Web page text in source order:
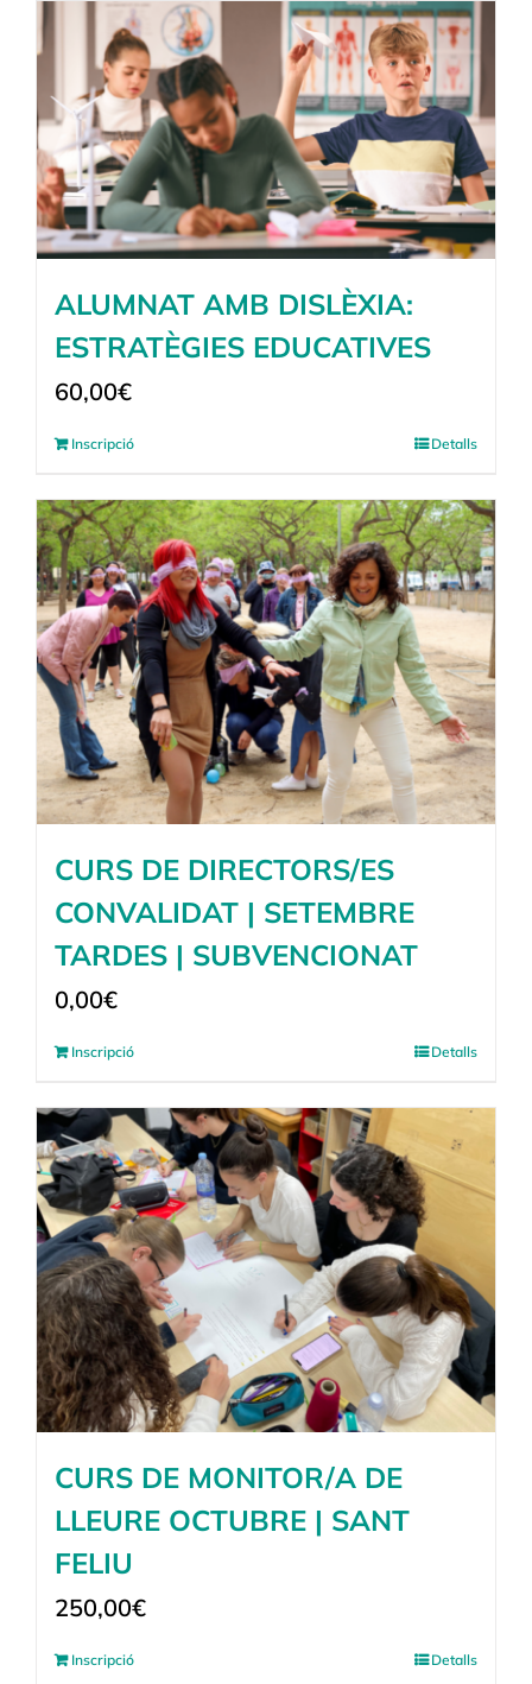
ALUMNAT AMB DISLÈXIA:
ESTRATÈGIES EDUCATIVES
60,00€
Inscripció Detalls
CURS DE DIRECTORS/ES
CONVALIDAT | SETEMBRE
TARDES | SUBVENCIONAT
0,00€
Inscripció Detalls
CURS DE MONITOR/A DE
LLEURE OCTUBRE | SANT
FELIU
250,00€
Inscripció Detalls